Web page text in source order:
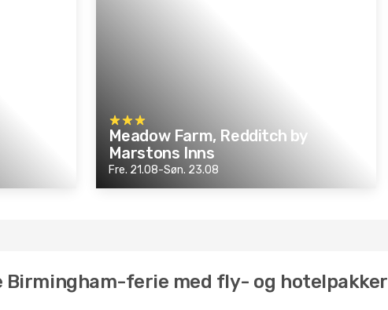
Meadow Farm, Redditch by
Marstons Inns
Fre. 21.08-Søn. 23.08
ferie med fly- og hotelpakker